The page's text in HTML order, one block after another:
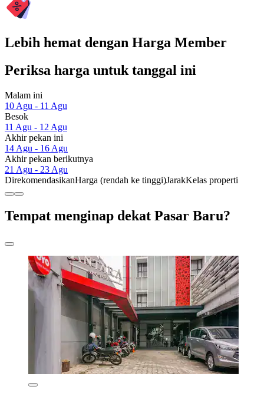
Lebih hemat dengan Harga Member
Periksa harga untuk tanggal ini
Malam ini
10 Agu - 11 Agu
Besok
11 Agu - 12 Agu
Akhir pekan ini
14 Agu - 16 Agu
Akhir pekan berikutnya
21 Agu - 23 Agu
DirekomendasikanHarga (rendah ke tinggi)JarakKelas properti
Tempat menginap dekat Pasar Baru?